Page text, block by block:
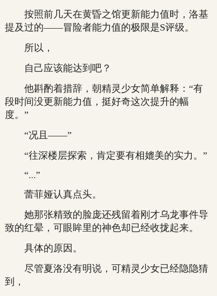
按照前几天在黄昏之馆更新能力值时，洛基
提及过的——冒险者能力值的极限是S评级。
所以，
自己应该能达到吧？
他斟酌着措辞，朝精灵少女简单解释：“有
段时间没更新能力值，挺好奇这次提升的幅
度。”
“况且——”
“往深楼层探索，肯定要有相媲美的实力。”
“...”
蕾菲娅认真点头。
她那张精致的脸庞还残留着刚才乌龙事件导
致的红晕，可眼眸里的神色却已经收拢起来。
具体的原因。
尽管夏洛没有明说，可精灵少女已经隐隐猜
到，